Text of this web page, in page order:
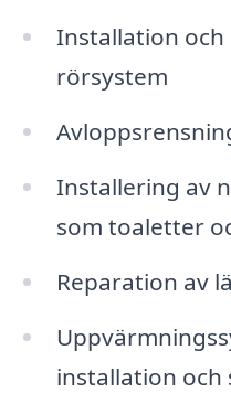
Installation
rörsystem
Installering av
som toaletter
Reparation av
installation och